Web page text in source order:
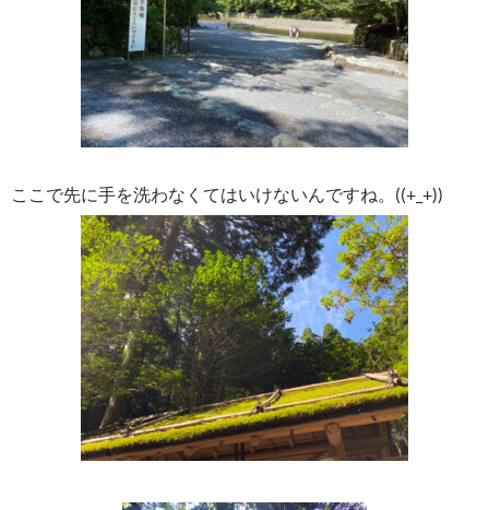
ここで先に手を洗わなくてはいけないんですね。((+_+))